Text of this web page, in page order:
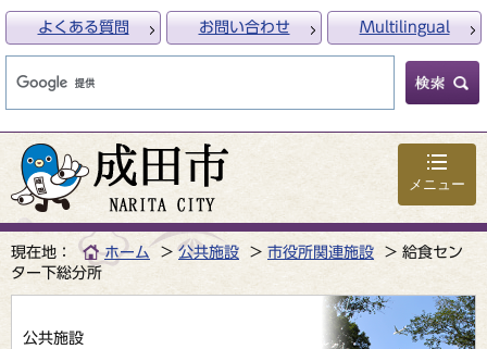
メニュー
よくある質問 お問い合わせ Multilingual
現在地： ホーム 公共施設 市役所関連施設
給食セン
ター下総分所
公共施設